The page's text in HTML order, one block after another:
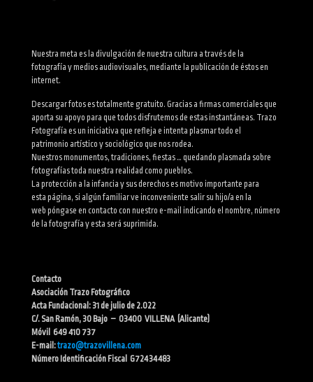
Nuestra meta es la divulgación de nuestra cultura a través de la
fotografía y medios audiovisuales, mediante la publicación de éstos en
internet.
Descargar fotos es totalmente gratuito. Gracias a firmas comerciales que
aporta su apoyo para que todos disfrutemos de estas instantáneas. Trazo
Fotografía es un iniciativa que refleja e intenta plasmar todo el
patrimonio artístico y sociológico que nos rodea.
Nuestros monumentos, tradiciones, fiestas … quedando plasmada sobre
fotografías toda nuestra realidad como pueblos.
La protección a la infancia y sus derechos es motivo importante para
esta página, si algún familiar ve inconveniente salir su hijo/a en la
web póngase en contacto con nuestro e-mail indicando el nombre, número
de la fotografía y esta será suprimida.
Contacto
Asociación Trazo Fotográfico
Acta Fundacional: 31 de julio de 2.022
C/. San Ramón, 30 Bajo – 03400 VILLENA (Alicante)
Móvil 649 410 737
E-mail:trazo@trazovillena.com
Número Identificación Fiscal G72434483